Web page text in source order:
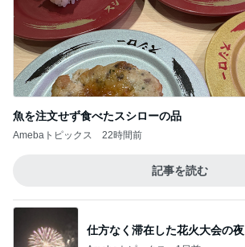
魚を注文せず食べたスシローの品
Amebaトピックス 22時間前
記事を読む
仕方なく滞在した花火大会の夜